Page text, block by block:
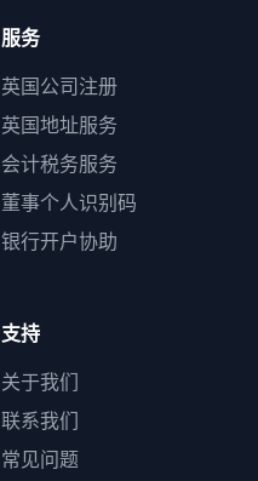
服务
英国公司注册
英国地址服务
会计税务服务
董事个人识别码
银行开户协助
支持
关于我们
联系我们
常见问题